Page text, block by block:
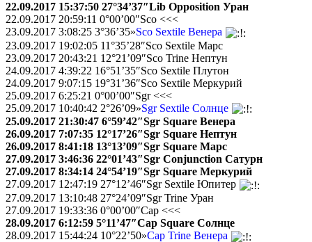
22.09.2017 15:37:50 27°34’37″Lib Opposition Уран
22.09.2017 20:59:11 0°00’00″Sco <<<
23.09.2017 3:08:25 3°36’35»Sco Sextile Венера
23.09.2017 19:02:05 11°35’28″Sco Sextile Марс
23.09.2017 20:43:21 12°21’09″Sco Trine Нептун
24.09.2017 4:39:22 16°51’35″Sco Sextile Плутон
24.09.2017 9:07:15 19°31’36″Sco Sextile Меркурий
25.09.2017 6:25:21 0°00’00″Sgr <<<
25.09.2017 10:40:42 2°26’09»Sgr Sextile Солнце
25.09.2017 21:30:47 6°59’42″Sgr Square Венера
26.09.2017 7:07:35 12°17’26″Sgr Square Нептун
26.09.2017 8:41:18 13°13’09″Sgr Square Марс
27.09.2017 3:46:36 22°01’43″Sgr Conjunction Сатурн
27.09.2017 8:34:14 24°54’19″Sgr Square Меркурий
27.09.2017 12:47:19 27°12’46″Sgr Sextile Юпитер
27.09.2017 13:10:48 27°24’09″Sgr Trine Уран
27.09.2017 19:33:36 0°00’00″Cap <<<
28.09.2017 6:12:59 5°11’47″Cap Square Солнце
28.09.2017 15:44:24 10°22’50»Cap Trine Венера